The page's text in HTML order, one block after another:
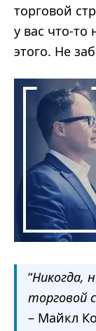
торговой
у вас что-то
этого. Не
“Никогда,
торговой
– Майкл